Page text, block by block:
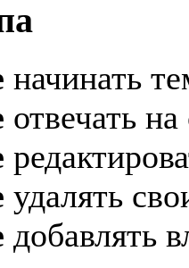
начинать
отвечать
удалять
добавлять